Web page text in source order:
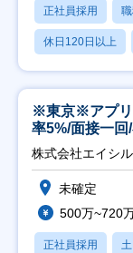
正社員採用
休日120日以上
※東京※アプリ
率5%/面接一回
株式会社エイシル
未確定
500万~720
正社員採用